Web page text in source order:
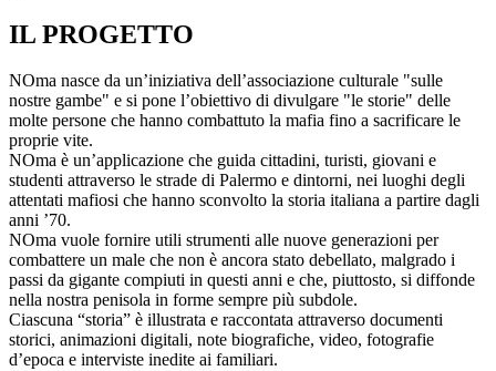
IL PROGETTO
NOma nasce da un’iniziativa dell’associazione culturale "sulle
nostre gambe" e si pone l’obiettivo di divulgare "le storie" delle
molte persone che hanno combattuto la mafia fino a sacrificare le
proprie vite.
NOma è un’applicazione che guida cittadini, turisti, giovani e
studenti attraverso le strade di Palermo e dintorni, nei luoghi degli
attentati mafiosi che hanno sconvolto la storia italiana a partire dagli
anni ’70.
NOma vuole fornire utili strumenti alle nuove generazioni per
combattere un male che non è ancora stato debellato, malgrado i
passi da gigante compiuti in questi anni e che, piuttosto, si diffonde
nella nostra penisola in forme sempre più subdole.
Ciascuna “storia” è illustrata e raccontata attraverso documenti
storici, animazioni digitali, note biografiche, video, fotografie
d’epoca e interviste inedite ai familiari.